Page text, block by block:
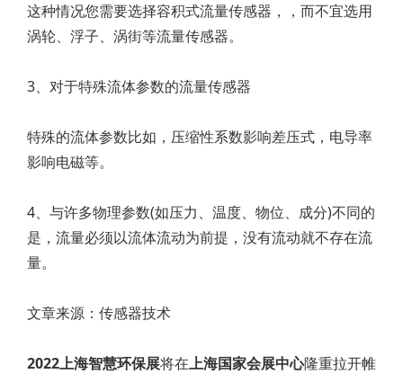
这种情况您需要选择容积式流量传感器，，而不宜选用
涡轮、浮子、涡街等流量传感器。
3、对于特殊流体参数的流量传感器
特殊的流体参数比如，压缩性系数影响差压式，电导率
影响电磁等。
4、与许多物理参数(如压力、温度、物位、成分)不同的
是，流量必须以流体流动为前提，没有流动就不存在流
量。
文章来源：传感器技术
2022上海智慧环保展将在上海国家会展中心隆重拉开帷